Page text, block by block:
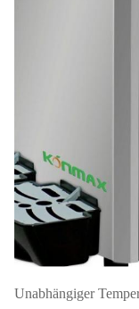
Unabhängiger